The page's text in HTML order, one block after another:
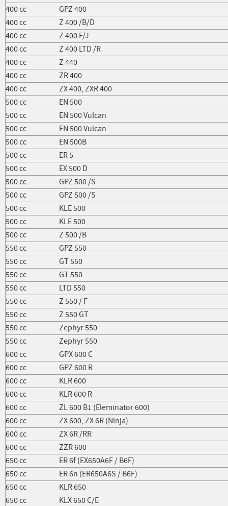
400 cc
GPZ 400
400 cc
Z 400 /B/D
400 cc
Z 400 F/J
400 cc
Z 400 LTD /R
400 cc
Z 440
400 cc
ZR 400
400 cc
ZX 400, ZXR 400
500 cc
EN 500
500 cc
EN 500 Vulcan
500 cc
EN 500 Vulcan
500 cc
EN 500B
500 cc
ER 5
500 cc
EX 500 D
500 cc
GPZ 500 /S
500 cc
GPZ 500 /S
500 cc
KLE 500
500 cc
KLE 500
500 cc
Z 500 /B
550 cc
GPZ 550
550 cc
GT 550
550 cc
GT 550
550 cc
LTD 550
550 cc
Z 550 / F
550 cc
Z 550 GT
550 cc
Zephyr 550
550 cc
Zephyr 550
600 cc
GPX 600 C
600 cc
GPZ 600 R
600 cc
KLR 600
600 cc
KLR 600 R
600 cc
ZL 600 B1 (Eleminator 600)
600 cc
ZX 600, ZX 6R (Ninja)
600 cc
ZX 6R /RR
600 cc
ZZR 600
650 cc
ER 6f (EX650A6F / B6F)
650 cc
ER 6n (ER650A6S / B6F)
650 cc
KLR 650
650 cc
KLX 650 C/E